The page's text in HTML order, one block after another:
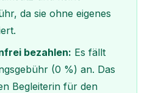
da sie ohne eigenes
bezahlen: Es fällt
(0 %) an. Das
Begleiterin für den